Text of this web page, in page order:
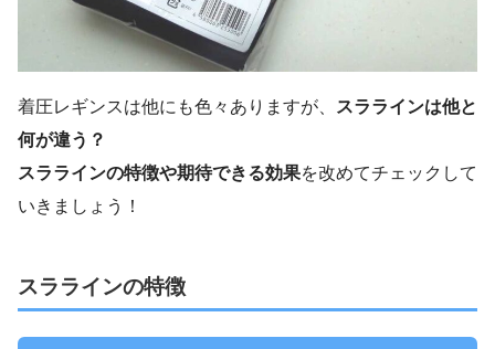
着圧レギンスは他にも色々ありますが、
スララインは他と
何が違う？
スララインの特徴や期待できる効果を改めてチェックして
いきましょう！
スララインの特徴